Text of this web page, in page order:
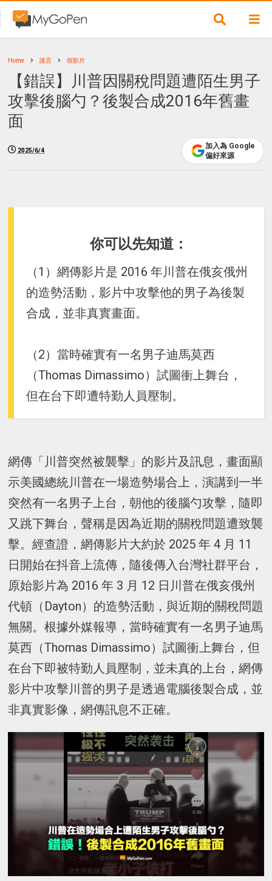
Home 謠言 假影片
【錯誤】川普因關稅問題遭陌生男子
攻擊後腦勺？後製合成2016年舊畫
面
2025/6/4
加入為 Google
偏好來源
你可以先知道：
（1）網傳影片是 2016 年川普在俄亥俄州
的造勢活動，影片中攻擊他的男子為後製
合成，並非真實畫面。
（2）當時確實有一名男子迪馬莫西
（Thomas Dimassimo）試圖衝上舞台，
但在台下即遭特勤人員壓制。
網傳「川普突然被襲擊」的影片及訊息，畫面顯
示美國總統川普在一場造勢場合上，演講到一半
突然有一名男子上台，朝他的後腦勺攻擊，隨即
又跳下舞台，聲稱是因為近期的關稅問題遭致襲
擊。經查證，網傳影片大約於 2025 年 4 月 11
日開始在抖音上流傳，隨後傳入台灣社群平台，
原始影片為 2016 年 3 月 12 日川普在俄亥俄州
代頓（Dayton）的造勢活動，與近期的關稅問題
無關。根據外媒報導，當時確實有一名男子迪馬
莫西（Thomas Dimassimo）試圖衝上舞台，但
在台下即被特勤人員壓制，並未真的上台，網傳
影片中攻擊川普的男子是透過電腦後製合成，並
非真實影像，網傳訊息不正確。